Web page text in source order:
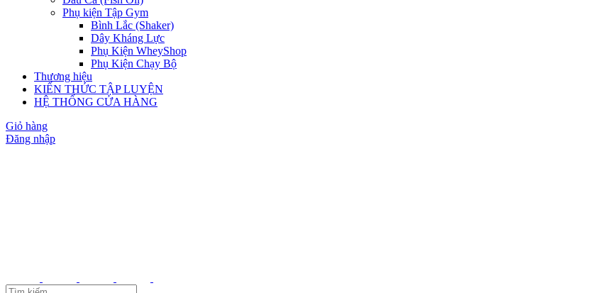
Phụ kiện Tập Gym
Bình Lắc (Shaker)
Dây Kháng Lực
Phụ Kiện WheyShop
Phụ Kiện Chạy Bộ
Thương hiệu
KIẾN THỨC TẬP LUYỆN
HỆ THỐNG CỬA HÀNG
Giỏ hàng
Đăng nhập